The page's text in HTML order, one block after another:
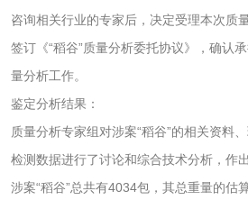
咨询相关行业的专家后，决定受理本次质
签订《“稻谷”质量分析委托协议》，确认
量分析工作。
鉴定分析结果：
质量分析专家组对涉案“稻谷”的相关资料
检测数据进行了讨论和综合技术分析，作
涉案“稻谷”总共有4034包，其总重量的估
防冻液检测
食品接触